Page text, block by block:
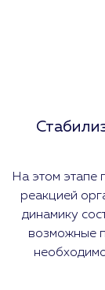
На этом этапе
реакцией
динамику
возможные